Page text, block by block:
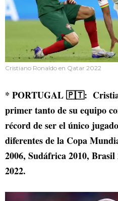
Cristiano Ronaldo en Qatar 2022
* PORTUGAL 🇵🇹:
primer tanto de su equipo
récord de ser el único
diferentes de la Copa
2006, Sudáfrica 2010,
2022.